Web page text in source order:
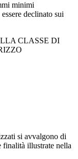
minimi
declinato sui
CLASSE DI
si avvalgono di
finalità illustrate nella